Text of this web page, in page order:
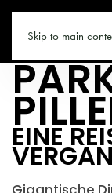
Skip to main
PILLERSEETAL.CO
DER
EINE